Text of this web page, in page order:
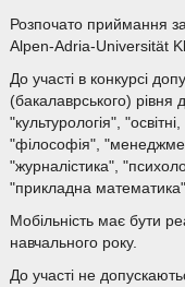
Розпочато приймання
Alpen-Adria-Universität
До участі в конкурсі
(бакалаврського)
"культурологія",
"філософія",
"журналістика",
"прикладна
Мобільність має бути
навчального року.
До участі не